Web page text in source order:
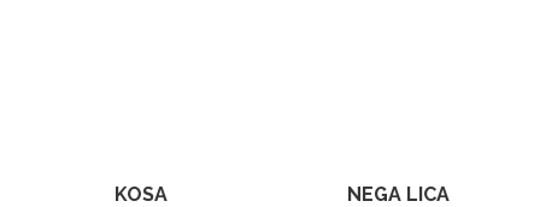
KOSA NEGA LICA